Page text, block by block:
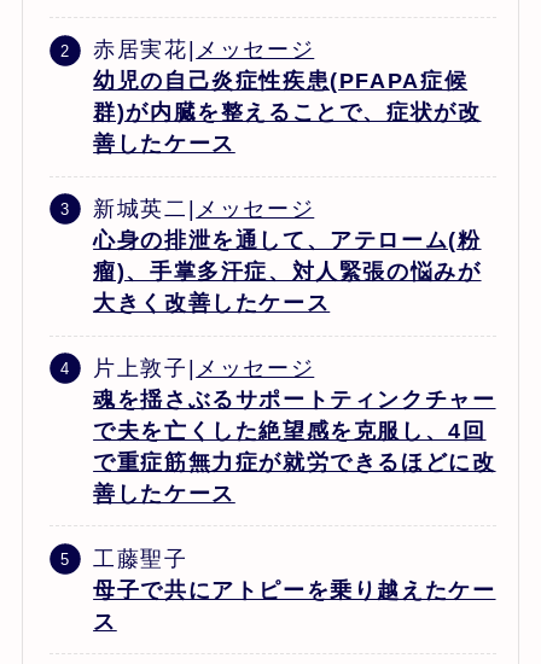
赤居実花| メッセージ
幼児の自己炎症性疾患(PFAPA症候
群)が内臓を整えることで、症状が改
善したケース
新城英二| メッセージ
心身の排泄を通して、アテローム(粉
瘤)、手掌多汗症、対人緊張の悩みが
大きく改善したケース
片上敦子| メッセージ
魂を揺さぶるサポートティンクチャー
で夫を亡くした絶望感を克服し、4回
で重症筋無力症が就労できるほどに改
善したケース
工藤聖子
母子で共にアトピーを乗り越えたケー
ス